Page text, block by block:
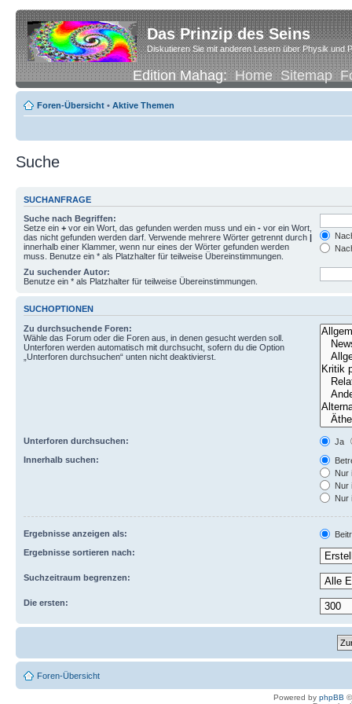
Das Prinzip des Seins
Diskutieren Sie mit anderen Lesern über Physik und
Edition Mahag:Home Sitemap
Foren-Übersicht • Aktive Themen
Suche
SUCHANFRAGE
Suche nach Begriffen:
Setze ein + vor ein Wort, das gefunden werden muss und ein - vor ein Wort,
das nicht gefunden werden darf. Verwende mehrere Wörter getrennt durch |
innerhalb einer Klammer, wenn nur eines der Wörter gefunden werden
muss. Benutze ein * als Platzhalter für teilweise Übereinstimmungen.
Zu suchender Autor:
Benutze ein * als Platzhalter für teilweise Übereinstimmungen.
SUCHOPTIONEN
Zu durchsuchende Foren:
Wähle das Forum oder die Foren aus, in denen gesucht werden soll.
Unterforen werden automatisch mit durchsucht, sofern du die Option
„Unterforen durchsuchen“ unten nicht deaktivierst.
Unterforen durchsuchen:
Ja
Innerhalb suchen:
Nur
Nur
Nur
Ergebnisse anzeigen als:
Ergebnisse sortieren nach:
Suchzeitraum begrenzen:
Die ersten:
Foren-Übersicht
Powered by phpBB